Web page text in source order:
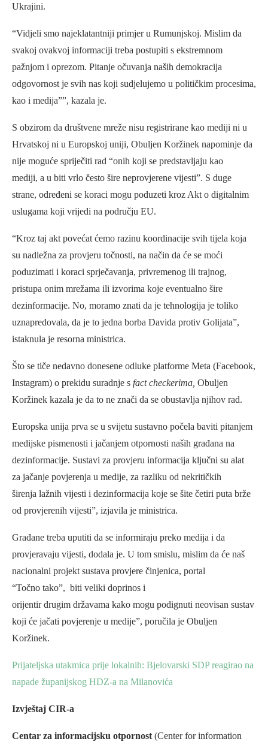
Ukrajini.
“Vidjeli smo najeklatantniji primjer u Rumunjskoj. Mislim da
svakoj ovakvoj informaciji treba postupiti s ekstremnom
pažnjom i oprezom. Pitanje očuvanja naših demokracija
odgovornost je svih nas koji sudjelujemo u političkim procesima,
kao i medija””, kazala je.
S obzirom da društvene mreže nisu registrirane kao mediji ni u
Hrvatskoj ni u Europskoj uniji, Obuljen Koržinek napominje da
nije moguće spriječiti rad “onih koji se predstavljaju kao
mediji, a u biti vrlo često šire neprovjerene vijesti”. S duge
strane, određeni se koraci mogu poduzeti kroz Akt o digitalnim
uslugama koji vrijedi na području EU.
“Kroz taj akt povećat ćemo razinu koordinacije svih tijela koja
su nadležna za provjeru točnosti, na način da će se moći
poduzimati i koraci sprječavanja, privremenog ili trajnog,
pristupa onim mrežama ili izvorima koje eventualno šire
dezinformacije. No, moramo znati da je tehnologija je toliko
uznapredovala, da je to jedna borba Davida protiv Golijata”,
istaknula je resorna ministrica.
Što se tiče nedavno donesene odluke platforme Meta (Facebook,
Instagram) o prekidu suradnje s fact checkerima, Obuljen
Koržinek kazala je da to ne znači da se obustavlja njihov rad.
Europska unija prva se u svijetu sustavno počela baviti pitanjem
medijske pismenosti i jačanjem otpornosti naših građana na
dezinformacije. Sustavi za provjeru informacija ključni su alat
za jačanje povjerenja u medije, za razliku od nekritičkih
širenja lažnih vijesti i dezinformacija koje se šite četiri puta brže
od provjerenih vijesti”, izjavila je ministrica.
Građane treba uputiti da se informiraju preko medija i da
provjeravaju vijesti, dodala je. U tom smislu, mislim da će naš
nacionalni projekt sustava provjere činjenica, portal
“Točno tako”, biti veliki doprinos i
orijentir drugim državama kako mogu podignuti neovisan sustav
koji će jačati povjerenje u medije”, poručila je Obuljen
Koržinek.
Prijateljska utakmica prije lokalnih: Bjelovarski SDP reagirao na
napade županijskog HDZ-a na Milanovića
Izvještaj CIR-a
Centar za informacijsku otpornost (Center for information